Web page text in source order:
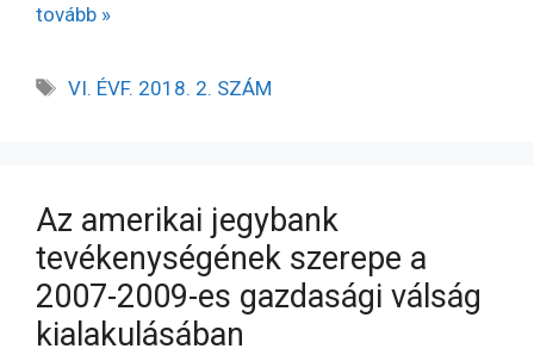
tovább »
VI. ÉVF. 2018. 2. SZÁM
Az amerikai jegybank
tevékenységének szerepe a
2007-2009-es gazdasági válság
kialakulásában